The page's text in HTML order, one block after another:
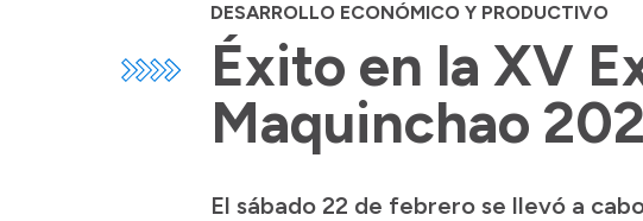
DESARROLLO ECONÓMICO Y PRODUCTIVO
Éxito en la XV
Maquinchao
El sábado 22 de febrero se llevó a